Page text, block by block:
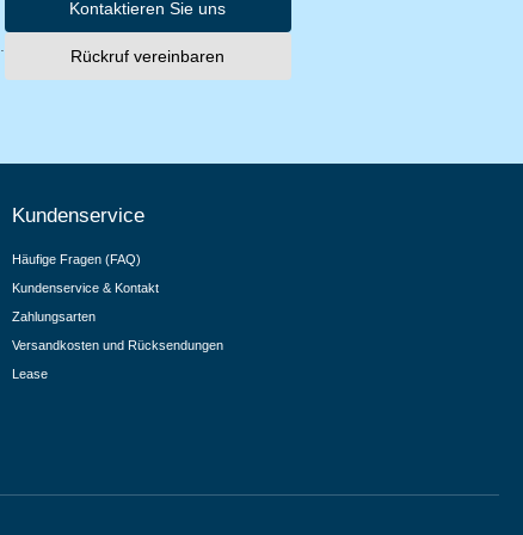
Kontaktieren Sie uns
Rückruf vereinbaren
Kundenservice
Häufige Fragen (FAQ)
Kundenservice & Kontakt
Zahlungsarten
Versandkosten und Rücksendungen
Lease